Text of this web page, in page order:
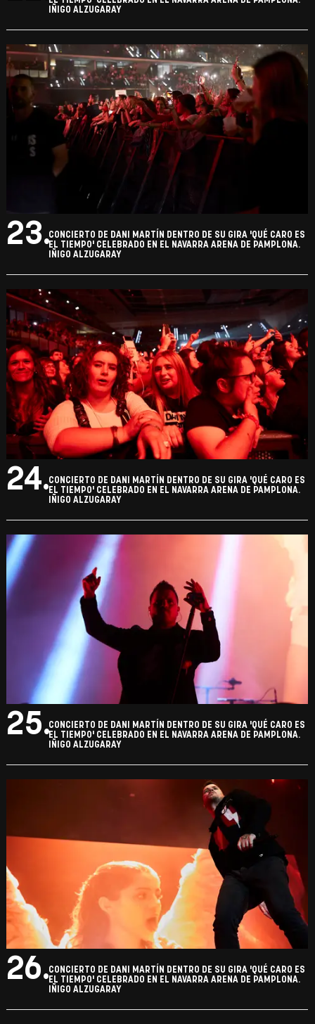
IÑIGO ALZUGARAY
23.CONCIERTO DE DANI MARTÍN DENTRO DE SU GIRA 'QUÉ CARO ES
EL TIEMPO' CELEBRADO EN EL NAVARRA ARENA DE PAMPLONA.
IÑIGO ALZUGARAY
24.CONCIERTO DE DANI MARTÍN DENTRO DE SU GIRA 'QUÉ CARO ES
EL TIEMPO' CELEBRADO EN EL NAVARRA ARENA DE PAMPLONA.
IÑIGO ALZUGARAY
25.CONCIERTO DE DANI MARTÍN DENTRO DE SU GIRA 'QUÉ CARO ES
EL TIEMPO' CELEBRADO EN EL NAVARRA ARENA DE PAMPLONA.
IÑIGO ALZUGARAY
26.CONCIERTO DE DANI MARTÍN DENTRO DE SU GIRA 'QUÉ CARO ES
EL TIEMPO' CELEBRADO EN EL NAVARRA ARENA DE PAMPLONA.
IÑIGO ALZUGARAY